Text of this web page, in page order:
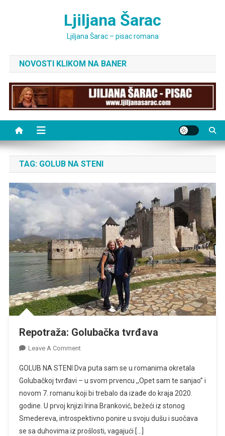
Ljiljana Šarac
Ljiljana Šarac – pisac romana
NOVOSTI KLIKOM NA BANER
TAG: GOLUB NA STENI
Repotraža: Golubačka tvrđava
Leave A CommentOn
Golubačka
Tvrđava
GOLUB NA STENI Dva puta sam se u romanima okretala
Golubačkoj tvrđavi – u svom prvencu ,,Opet sam te sanjao” i
novom 7. romanu koji bi trebalo da izađe do kraja 2020.
godine. U prvoj knjizi Irina Branković, bežeći iz stonog
Smedereva, introspektivno ponire u svoju dušu i suočava
se sa duhovima iz prošlosti, vagajući […]